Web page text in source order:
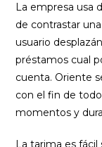
La empresa usa
de contrastar
usuario
préstamos cual
cuenta. Oriente
con el fin de
momentos y
La tarima es fácil